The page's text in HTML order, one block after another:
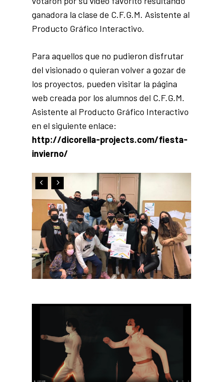
ganadora la clase de C.F.G.M. Asistente al
Producto Gráfico Interactivo.
Para aquellos que no pudieron disfrutar
del visionado o quieran volver a gozar de
los proyectos, pueden visitar la página
web creada por los alumnos del C.F.G.M.
Asistente al Producto Gráfico Interactivo
en el siguiente enlace:
http://dicorella-projects.com/fiesta-
invierno/